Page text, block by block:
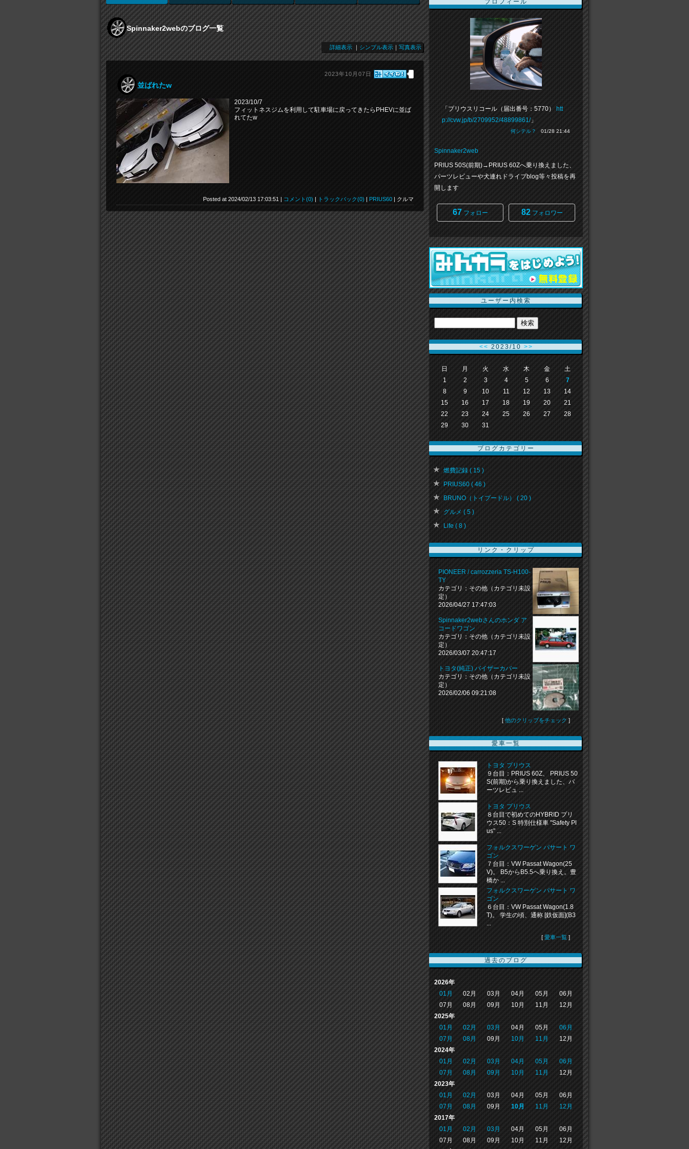
Spinnaker2webのブログ一覧
詳細表示 ｜ シンプル表示 ｜ 写真表示
2023年10月07日
並ばれたw
2023/10/7
フィットネスジムを利用して駐車場に戻ってきたらPHEVに並ば
れてたw
Posted at 2024/02/13 17:03:51 | コメント(0) | トラックバック(0) | PRIUS60 | クルマ
プロフィール
「プリウスリコール（届出番号：5770） htt
p://cvw.jp/b/2709952/48899861/」
何シテル？ 01/28 21:44
Spinnaker2web
PRIUS 50S(前期)→PRIUS 60Zへ乗り換えました、
パーツレビューや犬連れドライブblog等々投稿を再
開します
67フォロー 82フォロワー
ユーザー内検索
<< 2023/10 >>
日 月 火 水 木 金
土
1
2 3 4 5 6
7
8
9 10 11 12 13
14
15
16 17 18 19 20
21
22
23 24 25 26 27
28
29
30 31
ブログカテゴリー
燃費記録 ( 15 )
PRIUS60 ( 46 )
BRUNO（トイプードル） ( 20 )
グルメ ( 5 )
Life ( 8 )
リンク・クリップ
PIONEER / carrozzeria TS-H100-
TY
カテゴリ：その他（カテゴリ未設
定）
2026/04/27 17:47:03
Spinnaker2webさんのホンダ ア
コードワゴン
カテゴリ：その他（カテゴリ未設
定）
2026/03/07 20:47:17
トヨタ(純正) バイザーカバー
カテゴリ：その他（カテゴリ未設
定）
2026/02/06 09:21:08
[ 他のクリップをチェック ]
愛車一覧
トヨタ プリウス
９台目：PRIUS 60Z、 PRIUS 50
S(前期)から乗り換えました、パ
ーツレビュ ...
トヨタ プリウス
８台目で初めてのHYBRID プリ
ウス50：S 特別仕様車 "Safety Pl
us" ...
フォルクスワーゲン パサート ワ
ゴン
７台目：VW Passat Wagon(25
V)。 B5からB5.5へ乗り換え。豊
橋か ...
フォルクスワーゲン パサート ワ
ゴン
６台目：VW Passat Wagon(1.8
T)。 学生の頃、通称 [鉄仮面](B3
...
[愛車一覧 ]
過去のブログ
2026年
01月
02月 03月 04月 05月
06月
07月
08月 09月 10月 11月
12月
2025年
01月
02月 03月 04月 05月
06月
07月
08月 09月 10月 11月
12月
2024年
01月
02月 03月 04月 05月
06月
07月
08月 09月 10月 11月
12月
2023年
01月
02月 03月 04月 05月
06月
07月
08月 09月 10月 11月
12月
2017年
01月
02月 03月 04月 05月
06月
07月
08月 09月 10月 11月
12月